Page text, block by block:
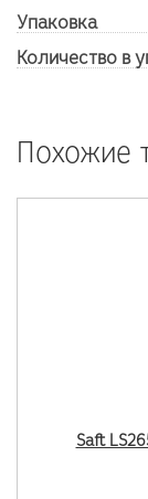
Упаковка
Количество в
Похожие
Saft